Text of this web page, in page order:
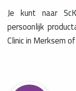
Je kunt naar
persoonlijk
Clinic in Merksem